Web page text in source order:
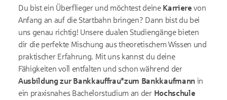
Du bist ein Überflieger und möchtest deine Karrierevon
Anfang an auf die Startbahn bringen? Dann bist du bei
uns genau richtig! Unsere dualen Studiengänge bieten
dir die perfekte Mischung aus theoretischem Wissen und
praktischer Erfahrung. Mit uns kannst du deine
Fähigkeiten voll entfalten und schon während der
Ausbildung zur Bankkauffrau*zum Bankkaufmannin
ein praxisnahes Bachelorstudium an der Hochschule